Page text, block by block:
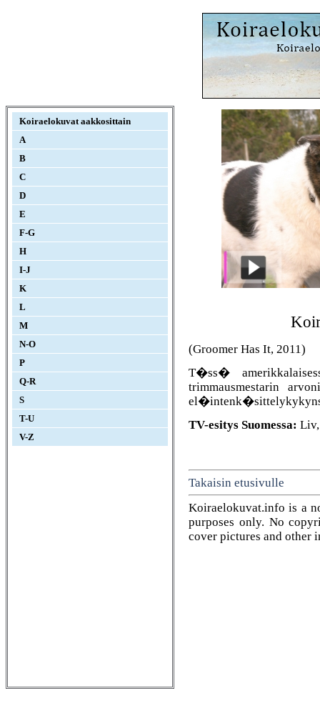
Koiraelokuvat aakkosittain
A
B
C
D
E
F-G
H
I-J
K
L
M
N-O
P
Q-R
S
T-U
V-Z
(Groomer Has It, 2011)
T�ss�
trimmausmestarin
TV-esitys Suomessa:
Takaisin etusivulle
Koiraelokuvat.info is a
purposes only. No
cover pictures and other